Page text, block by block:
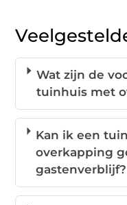
Wat zijn de
tuinhuis met
Kan ik een
overkapping
gastenverblijf?